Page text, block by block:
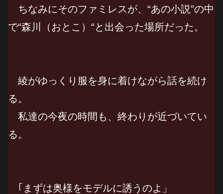
ちなみにそのファミレスが、“あの小説”の中
で“森川（おとこ）“と出会った場所だった。
綾がゆっくり服を身に着けながら話を続け
る。
私達の今夜の時間も、終わりが近づいてい
る。
｢まずは奥様をモデルに誘うのよ」